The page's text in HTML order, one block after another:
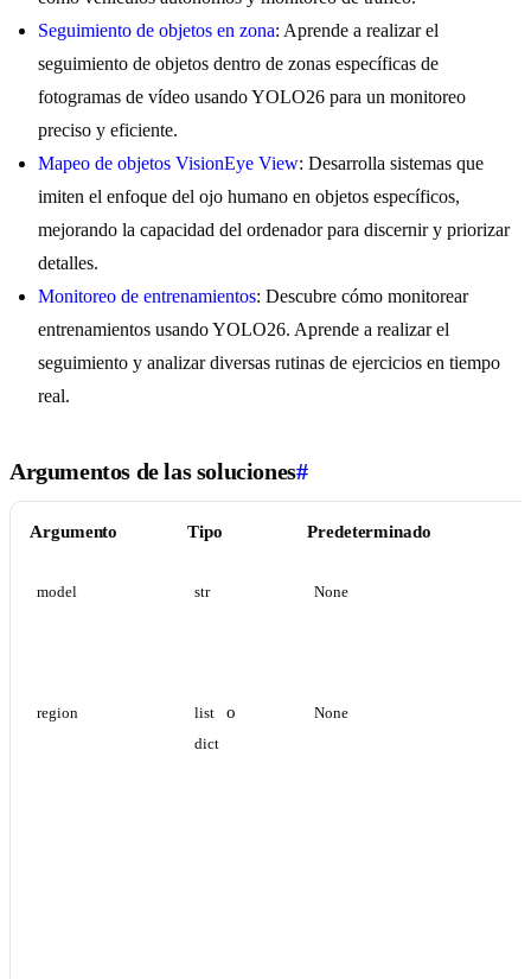
Seguimiento de objetos en zona: Aprende a realizar el
seguimiento de objetos dentro de zonas específicas de
fotogramas de vídeo usando YOLO26 para un monitoreo
preciso y eficiente.
Mapeo de objetos VisionEye View: Desarrolla sistemas que
imiten el enfoque del ojo humano en objetos específicos,
mejorando la capacidad del ordenador para discernir y priorizar
detalles.
Monitoreo de entrenamientos: Descubre cómo monitorear
entrenamientos usando YOLO26. Aprende a realizar el
seguimiento y analizar diversas rutinas de ejercicios en tiempo
real.
Argumentos de las soluciones#
Argumento Tipo Predeterminado
model str None
region list o
dict
None